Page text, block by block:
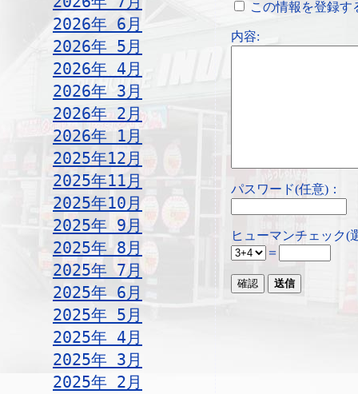
2026年 6月
2026年 5月
2026年 4月
2026年 3月
2026年 2月
2026年 1月
2025年12月
2025年11月
2025年10月
2025年 9月
2025年 8月
2025年 7月
2025年 6月
2025年 5月
2025年 4月
2025年 3月
2025年 2月
この情報を登録す
内容:
パスワード(任意)：
ヒューマンチェック(
＝